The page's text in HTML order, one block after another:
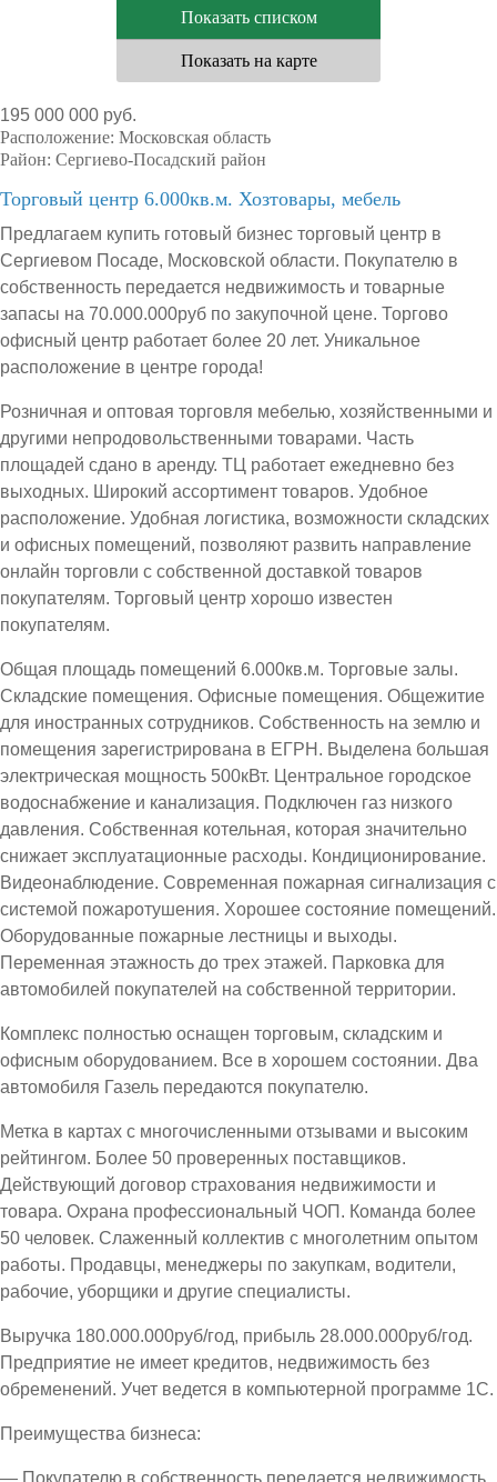
Показать списком
Показать на карте
195 000 000 руб.
Расположение: Московская область
Район: Сергиево-Посадский район
Торговый центр 6.000кв.м. Хозтовары, мебель
Предлагаем купить готовый бизнес торговый центр в
Сергиевом Посаде, Московской области. Покупателю в
собственность передается недвижимость и товарные
запасы на 70.000.000руб по закупочной цене. Торгово
офисный центр работает более 20 лет. Уникальное
расположение в центре города!
Розничная и оптовая торговля мебелью, хозяйственными и
другими непродовольственными товарами. Часть
площадей сдано в аренду. ТЦ работает ежедневно без
выходных. Широкий ассортимент товаров. Удобное
расположение. Удобная логистика, возможности складских
и офисных помещений, позволяют развить направление
онлайн торговли с собственной доставкой товаров
покупателям. Торговый центр хорошо известен
покупателям.
Общая площадь помещений 6.000кв.м. Торговые залы.
Складские помещения. Офисные помещения. Общежитие
для иностранных сотрудников. Собственность на землю и
помещения зарегистрирована в ЕГРН. Выделена большая
электрическая мощность 500кВт. Центральное городское
водоснабжение и канализация. Подключен газ низкого
давления. Собственная котельная, которая значительно
снижает эксплуатационные расходы. Кондиционирование.
Видеонаблюдение. Современная пожарная сигнализация с
системой пожаротушения. Хорошее состояние помещений.
Оборудованные пожарные лестницы и выходы.
Переменная этажность до трех этажей. Парковка для
автомобилей покупателей на собственной территории.
Комплекс полностью оснащен торговым, складским и
офисным оборудованием. Все в хорошем состоянии. Два
автомобиля Газель передаются покупателю.
Метка в картах с многочисленными отзывами и высоким
рейтингом. Более 50 проверенных поставщиков.
Действующий договор страхования недвижимости и
товара. Охрана профессиональный ЧОП. Команда более
50 человек. Слаженный коллектив с многолетним опытом
работы. Продавцы, менеджеры по закупкам, водители,
рабочие, уборщики и другие специалисты.
Выручка 180.000.000руб/год, прибыль 28.000.000руб/год.
Предприятие не имеет кредитов, недвижимость без
обременений. Учет ведется в компьютерной программе 1С.
Преимущества бизнеса:
— Покупателю в собственность передается недвижимость